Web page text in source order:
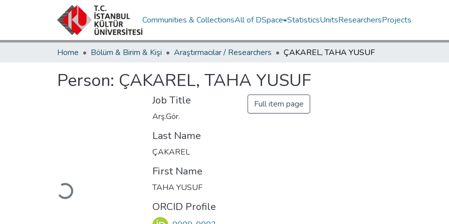
Communities & CollectionsAll of DSpace StatisticsUnitsResearchersProjects
Home Bölüm & Birim & Kişi Araştırmacılar / Researchers ÇAKAREL, TAHA YUSUF
Person: ÇAKAREL, TAHA YUSUF
Loading...
Job Title
Arş.Gör.
Last Name
ÇAKAREL
First Name
TAHA YUSUF
ORCID Profile
Full item page